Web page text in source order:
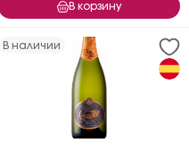
В корзину
В наличии